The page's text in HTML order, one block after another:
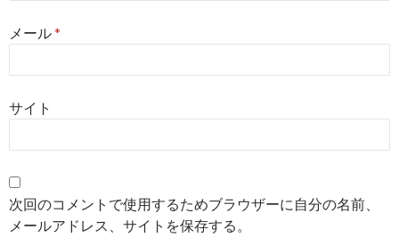
メール*
サイト
次回のコメントで使用するためブラウザーに自分の名前、
メールアドレス、サイトを保存する。